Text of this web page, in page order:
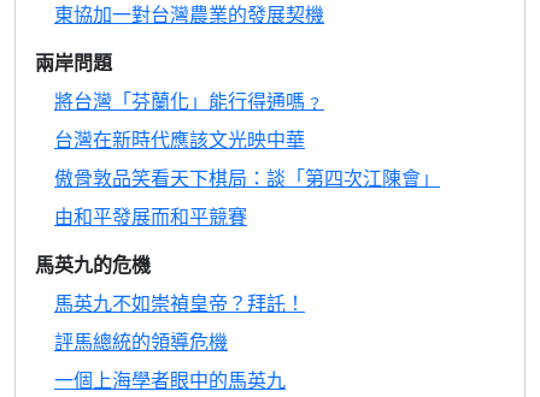
東協加一對台灣農業的發展契機
兩岸問題
將台灣「芬蘭化」能行得通嗎﹖
台灣在新時代應該文光映中華
傲骨敦品笑看天下棋局：談「第四次江陳會」
由和平發展而和平競賽
馬英九的危機
馬英九不如崇禎皇帝？拜託！
評馬總統的領導危機
一個上海學者眼中的馬英九